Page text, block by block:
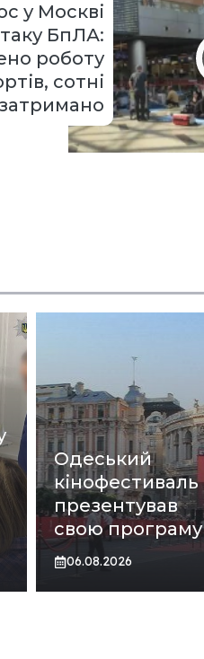
у Москві
БпЛА:
роботу
сотні
Одеський
кінофестиваль
презентував
свою програму
06.08.2026